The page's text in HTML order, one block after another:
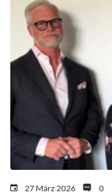
27 März 2026 0